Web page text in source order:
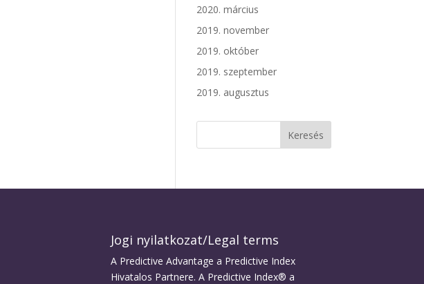
2020. március
2019. november
2019. október
2019. szeptember
2019. augusztus
Jogi nyilatkozat/Legal terms
A Predictive Advantage a Predictive Index
Hivatalos Partnere. A Predictive Index® a